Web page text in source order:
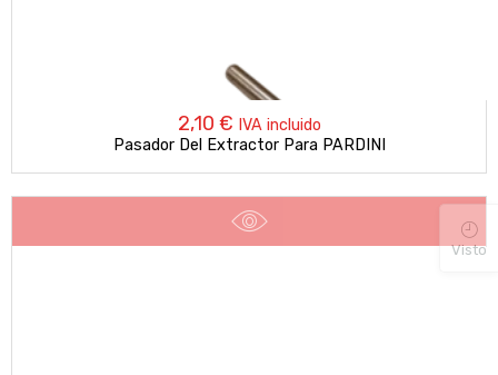
2,10 € IVA incluido
Pasador Del Extractor Para PARDINI
Visto